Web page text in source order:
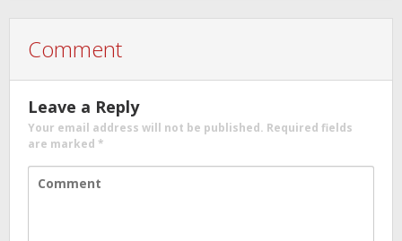
Comment
Leave a Reply
Your email address will not be published. Required fields
are marked *